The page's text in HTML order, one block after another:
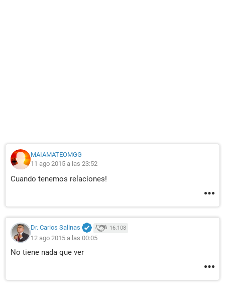
MAIAMATEOMGG
11 ago 2015 a las 23:52
Cuando tenemos relaciones!
Dr. Carlos Salinas 16.108
12 ago 2015 a las 00:05
No tiene nada que ver